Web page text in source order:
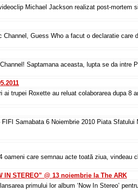
Michael Jackson realizat post-mortem
Channel, Guess Who a facut o declaratie care
Saptamana aceasta, lupta se da intre
trupei Roxette au reluat colaborarea dupa 8
Samabata 6 Noiembrie 2010 Piata Sfatului
care semnau acte toată ziua, vindeau
IN STEREO” @ 13 noiembrie la The ARK
primului lor album ‘Now In Stereo’